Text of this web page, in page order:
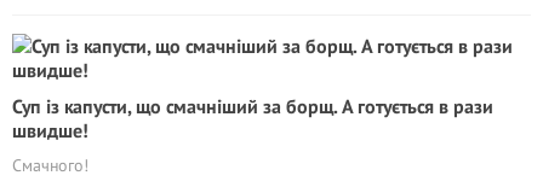
Суп із капусти, що смачніший за борщ. А готується в рази
швидше!
Смачного!